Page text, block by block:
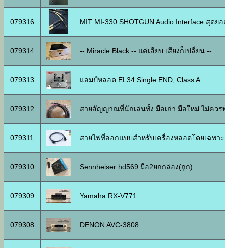
079316 MIT MI-330 SHOTGUN Audio Interface สุด
079314 -- Miracle Black -- แค่เสียบ เสียงก็เปลี่ยน --
079313 แอมป์หลอด EL34 Single END, Class A
079312 สายสัญญาณที่นักเล่นทั้ง มือเก่า มือใหม่ ไม่ควร
079311 สายไฟที่ออกแบบสำหรับเครื่องหลอดโดยเฉพา
079310 Sennheiser hd569 มือ2ยกกล่อง(ถูก)
079309 Yamaha RX-V771
079308 DENON AVC-3808